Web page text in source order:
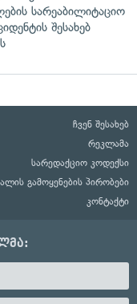
სარეაბილიტაციო
შესახებ
ჩვენ შესახებ
რეკლამა
სარედაქციო კოდექსი
გამოყენების პირობები
კონტაქტი